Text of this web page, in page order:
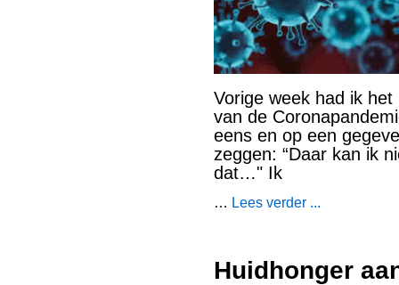
Vorige week had ik
van de
eens en op een
zeggen: “Daar kan ik
dat…" Ik
… Lees verder ...
Huidhonger